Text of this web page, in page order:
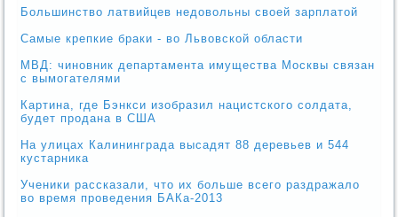
Большинство латвийцев недовольны своей зарплатой
Самые крепкие браки - во Львовской области
МВД: чиновник департамента имущества Москвы связан
с вымогателями
Картина, где Бэнкси изобразил нацистского солдата,
будет продана в США
На улицах Калининграда высадят 88 деревьев и 544
кустарника
Ученики рассказали, что их больше всего раздражало
во время проведения БАКа-2013